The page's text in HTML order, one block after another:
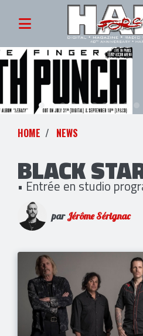
HOME NEWS
BLACK
• Entrée en studio
parJérôme Sérignac